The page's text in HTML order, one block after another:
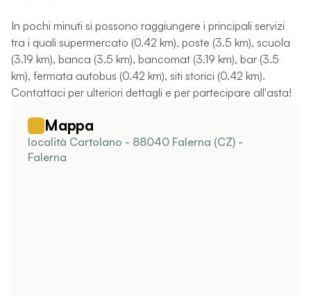
In pochi minuti si possono raggiungere i principali servizi
tra i quali supermercato (0.42 km), poste (3.5 km), scuola
(3.19 km), banca (3.5 km), bancomat (3.19 km), bar (3.5
km), fermata autobus (0.42 km), siti storici (0.42 km).
Contattaci per ulteriori dettagli e per partecipare all'asta!
Mappa
località Cartolano - 88040 Falerna (CZ) -
Falerna